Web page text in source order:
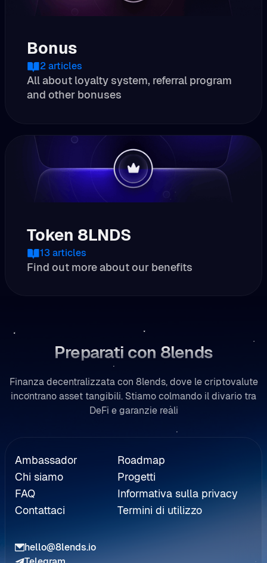
Bonus
2articles
All about loyalty system, referral program
and other bonuses
Token 8LNDS
13articles
Find out more about our benefits
Preparati con 8lends
Finanza decentralizzata con 8lends, dove le criptovalute
incontrano asset tangibili. Stiamo colmando il divario tra
DeFi e garanzie reali
Ambassador
Chi siamo
FAQ
Contattaci
Roadmap
Progetti
Informativa sulla privacy
Termini di utilizzo
hello@8lends.io